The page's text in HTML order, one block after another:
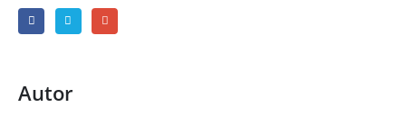
Autor